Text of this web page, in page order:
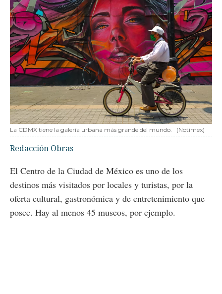
La CDMX tiene la galería urbana más grande del mundo. (Notimex)
Redacción Obras
El Centro de la Ciudad de México es uno de los
destinos más visitados por locales y turistas, por la
oferta cultural, gastronómica y de entretenimiento que
posee. Hay al menos 45 museos, por ejemplo.